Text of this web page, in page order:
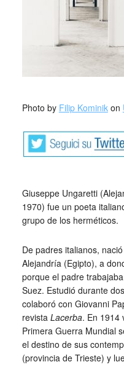
Photo by Filip Kominikon
Giuseppe Ungaretti
1970) fue un poeta
grupo de los herméticos.
De padres italianos,
Alejandría (Egipto), a
porque el padre
Suez. Estudió durante
colaboró con Giovanni
revista Lacerba. En 1914
Primera Guerra Mundial
el destino de sus
(provincia de Trieste) y